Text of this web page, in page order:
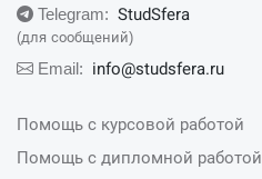
Telegram: StudSfera
(для сообщений)
Email: info@studsfera.ru
Помощь с курсовой работой
Помощь с дипломной работой